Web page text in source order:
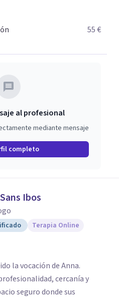
55 €
al profesional
mediante mensaje
completo
Ibos
Terapia Online
la vocación de Anna.
cercanía y
seguro donde sus